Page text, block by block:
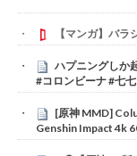
【マンガ】バ
ハプニングしか
#コロンビーナ #七
[原神 MMD]
Genshin Impact 4k